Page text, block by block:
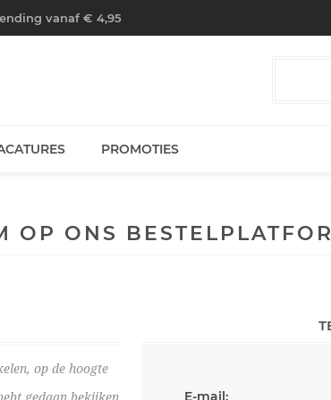
vanaf € 4,95
PROMOTIES
OP ONS
op de hoogte
E-mail: